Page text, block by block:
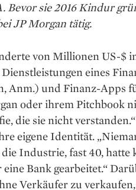
sie 2016 Kindur
JP Morgan tätig.
von Millionen US-$
eines
Anm.) und Finanz-Apps
oder ihrem Pitchbook
die sie nicht
eigene Identität.
Industrie, fast 40, hatte
Bank gearbeitet.“
Verkäufer zu